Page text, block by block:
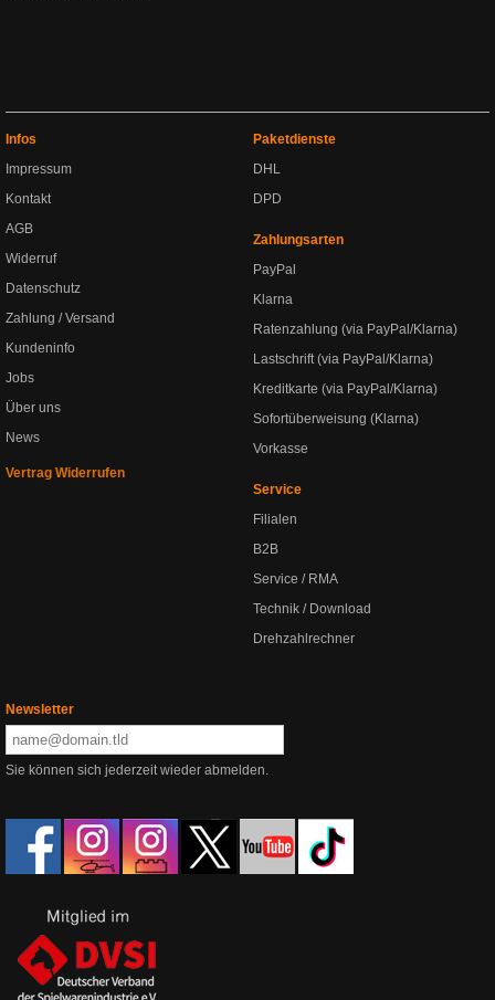
Infos
Impressum
Kontakt
AGB
Widerruf
Datenschutz
Zahlung / Versand
Kundeninfo
Jobs
Über uns
News
Vertrag Widerrufen
Paketdienste
DHL
DPD
Zahlungsarten
PayPal
Klarna
Ratenzahlung (via PayPal/Klarna)
Lastschrift (via PayPal/Klarna)
Kreditkarte (via PayPal/Klarna)
Sofortüberweisung (Klarna)
Vorkasse
Service
Filialen
B2B
Service / RMA
Technik / Download
Drehzahlrechner
Newsletter
Sie können sich jederzeit wieder abmelden.